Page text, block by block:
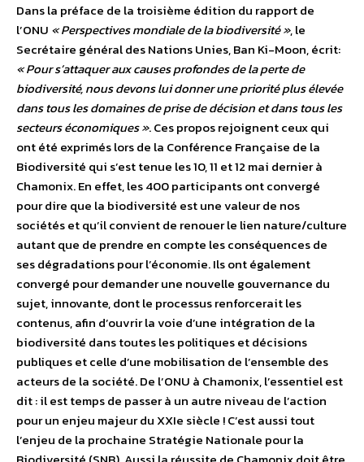
Dans la préface de la troisième édition du rapport de
l’ONU « Perspectives mondiale de la biodiversité », le
Secrétaire général des Nations Unies, Ban Ki-Moon, écrit:
« Pour s’attaquer aux causes profondes de la perte de
biodiversité, nous devons lui donner une priorité plus élevée
dans tous les domaines de prise de décision et dans tous les
secteurs économiques ». Ces propos rejoignent ceux qui
ont été exprimés lors de la Conférence Française de la
Biodiversité qui s’est tenue les 10, 11 et 12 mai dernier à
Chamonix. En effet, les 400 participants ont convergé
pour dire que la biodiversité est une valeur de nos
sociétés et qu’il convient de renouer le lien nature/culture
autant que de prendre en compte les conséquences de
ses dégradations pour l’économie. Ils ont également
convergé pour demander une nouvelle gouvernance du
sujet, innovante, dont le processus renforcerait les
contenus, afin d’ouvrir la voie d’une intégration de la
biodiversité dans toutes les politiques et décisions
publiques et celle d’une mobilisation de l’ensemble des
acteurs de la société. De l’ONU à Chamonix, l’essentiel est
dit : il est temps de passer à un autre niveau de l’action
pour un enjeu majeur du XXIe siècle ! C’est aussi tout
l’enjeu de la prochaine Stratégie Nationale pour la